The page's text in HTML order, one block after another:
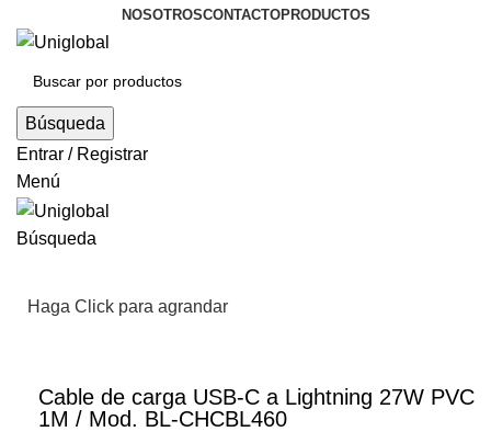
NOSOTROSCONTACTOPRODUCTOS
Búsqueda
Entrar / Registrar
Menú
Búsqueda
Haga Click para agrandar
Cable de carga USB-C a Lightning 27W PVC
1M / Mod. BL-CHCBL460